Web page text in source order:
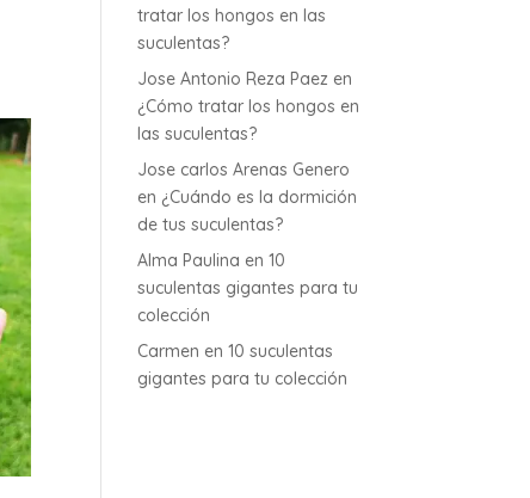
tratar los hongos en las
suculentas?
Jose Antonio Reza Paez en
¿Cómo tratar los hongos en
las suculentas?
Jose carlos Arenas Genero
en ¿Cuándo es la dormición
de tus suculentas?
Alma Paulina en10
suculentas gigantes para tu
colección
Carmen en10 suculentas
gigantes para tu colección